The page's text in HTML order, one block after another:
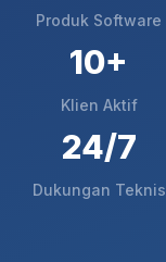
Produk Software
10+
Klien Aktif
24/7
Dukungan Teknis